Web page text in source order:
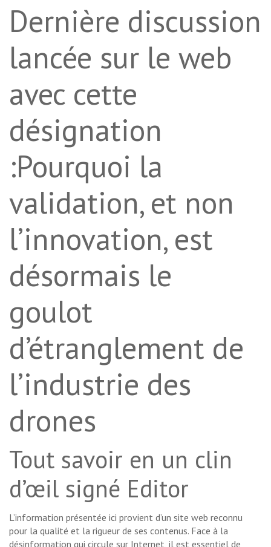
Dernière discussion
lancée sur le web
avec cette
désignation
:Pourquoi la
validation, et non
l’innovation, est
désormais le
goulot
d’étranglement de
l’industrie des
drones
Tout savoir en un clin
d’œil signé Editor
L’information présentée ici provient d’un site web reconnu
pour la qualité et la rigueur de ses contenus. Face à la
désinformation qui circule sur Internet, il est essentiel de